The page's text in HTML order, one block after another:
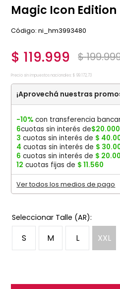
Magic Icon Edition
:ni_hm3993480
$ 119.999 $199.
Precio sin impuestos nacionales: $ 99.172,73
¡Aprovechá nuestras
-10% con transferencia
6cuotas sin interés de$20.000
3 cuotas sin interés de $ 40.
4 cuotas sin interés de $ 30.
6 cuotas sin interés de $ 20.
12 cuotas fijas de $ 11.560
Ver todos los medios de pago
S L
M XXL